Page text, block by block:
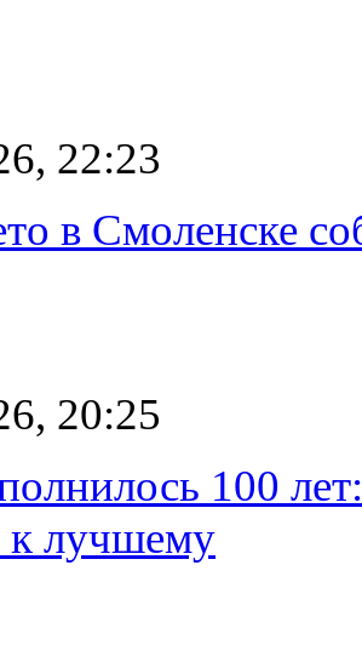
22:23
в Смоленске
20:25
100
к лучшему